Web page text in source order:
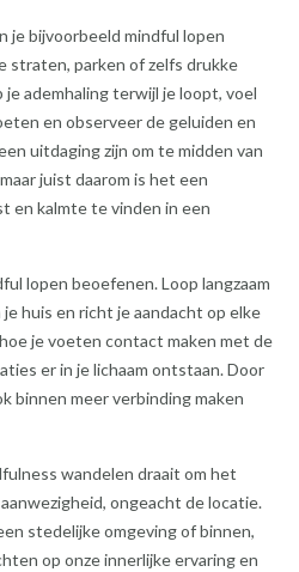
je bijvoorbeeld mindful lopen
straten, parken of zelfs drukke
ademhaling terwijl je loopt, voel
en observeer de geluiden en
uitdaging zijn om te midden van
juist daarom is het een
en kalmte te vinden in een
lopen beoefenen. Loop langzaam
huis en richt je aandacht op elke
je voeten contact maken met de
er in je lichaam ontstaan. Door
binnen meer verbinding maken
wandelen draait om het
ongeacht de locatie.
stedelijke omgeving of binnen,
op onze innerlijke ervaring en